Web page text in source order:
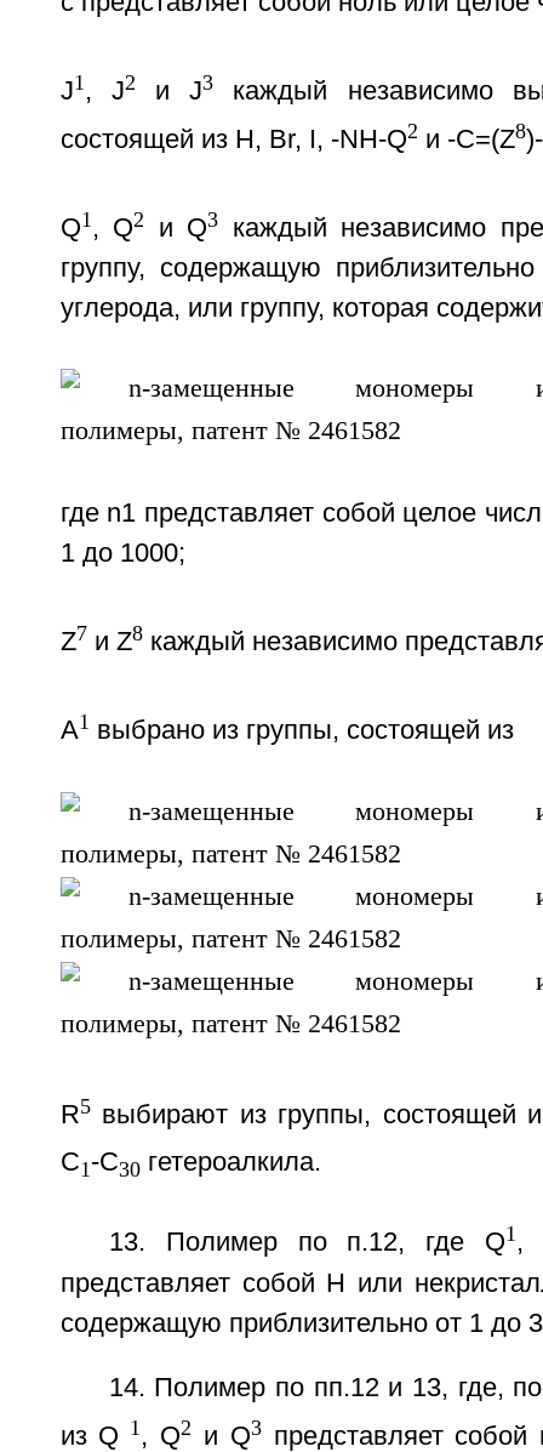
J1 , J2 и J3
каждый независимо
состоящей из Н, Br, I, -NH-Q2 и -C=(Z8
Q1, Q2 и Q3
каждый независимо
группу, содержащую
углерода, или группу, которая
где n1 представляет собой целое
1 до 1000;
Z7 и Z8каждый независимо
А1 выбрано из группы, состоящей из
R5выбирают из группы, состоящей
C1-С30гетероалкила.
13. Полимер по п.12, где Q1,
представляет собой Н или
содержащую приблизительно от 1 до
14. Полимер по пп.12 и 13, где,
из Q 1 , Q2 и Q3представляет собой